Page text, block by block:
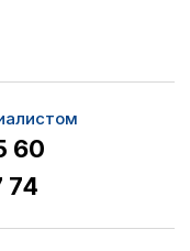
60
74